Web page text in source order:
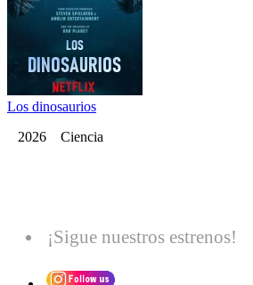
Los dinosaurios
2026 Ciencia
¡Sigue nuestros estrenos!